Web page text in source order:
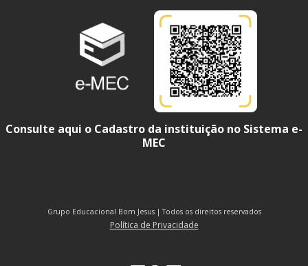
Consulte aqui o Cadastro da instituição no Sistema e-
MEC
Grupo Educacional Bom Jesus | Todos os direitos reservados
Política de Privacidade